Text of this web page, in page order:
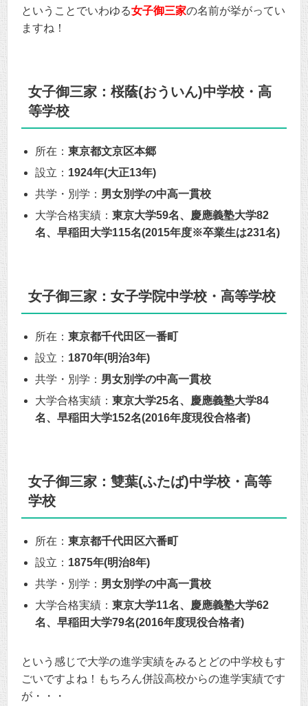
ということでいわゆる女子御三家の名前が挙がってい
ますね！
女子御三家：桜蔭(おういん)中学校・高
等学校
所在： 東京都文京区本郷
設立： 1924年(大正13年)
共学・別学： 男女別学の中高一貫校
大学合格実績： 東京大学59名、慶應義塾大学82
名、早稲田大学115名(2015年度※卒業生は231名)
女子御三家：女子学院中学校・高等学校
所在： 東京都千代田区一番町
設立： 1870年(明治3年)
共学・別学： 男女別学の中高一貫校
大学合格実績： 東京大学25名、慶應義塾大学84
名、早稲田大学152名(2016年度現役合格者)
女子御三家：雙葉(ふたば)中学校・高等
学校
所在： 東京都千代田区六番町
設立： 1875年(明治8年)
共学・別学： 男女別学の中高一貫校
大学合格実績： 東京大学11名、慶應義塾大学62
名、早稲田大学79名(2016年度現役合格者)
という感じで大学の進学実績をみるとどの中学校もす
ごいですよね！もちろん併設高校からの進学実績です
が・・・